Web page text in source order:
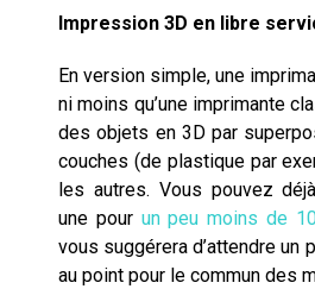
Impression 3D en libre
En version simple, une
ni moins qu’une imprimante
des objets en 3D par
couches (de plastique par
les autres. Vous pouvez
une pour un peu moins de
vous suggérera d’attendre un
au point pour le commun des